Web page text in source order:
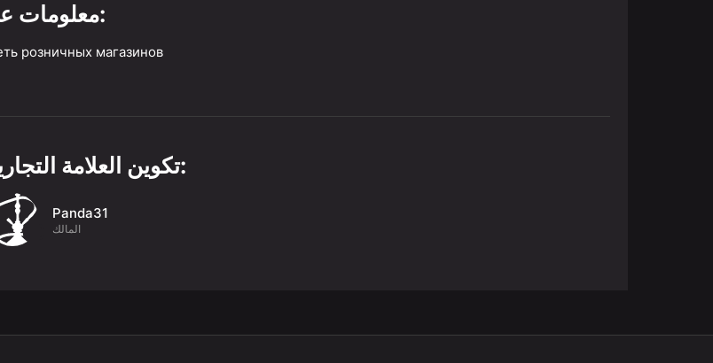
معلومات عنا:
розничных магазинов
تكوين العلامة التجارية:
Panda31
المالك